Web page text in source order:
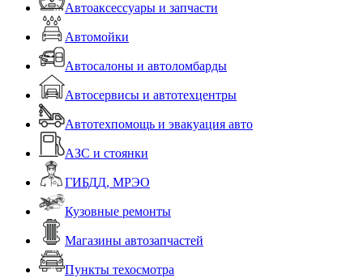
Автоаксессуары и запчасти
Автомойки
Автосалоны и автоломбарды
Автосервисы и автотехцентры
Автотехпомощь и эвакуация авто
АЗС и стоянки
ГИБДД, МРЭО
Кузовные ремонты
Магазины автозапчастей
Пункты техосмотра